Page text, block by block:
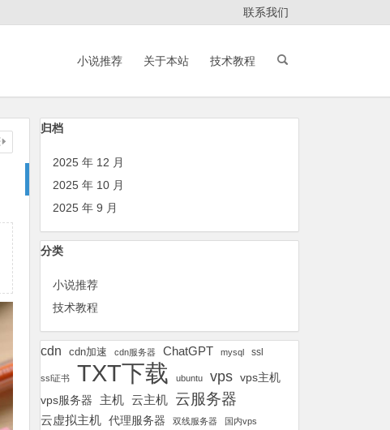
联系我们
小说推荐 关于本站 技术教程
归档
2025 年 12 月
2025 年 10 月
2025 年 9 月
分类
小说推荐
技术教程
cdn cdn加速 cdn服务器 ChatGPT mysql ssl
ssl证书 TXT下载 ubuntu vps vps主机
vps服务器
主机 云主机 云服务器
云虚拟主机 代理服务器 双线服务器 国内vps